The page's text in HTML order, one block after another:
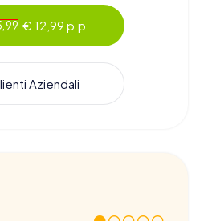
€ 12,99 p.p.
Aziendali